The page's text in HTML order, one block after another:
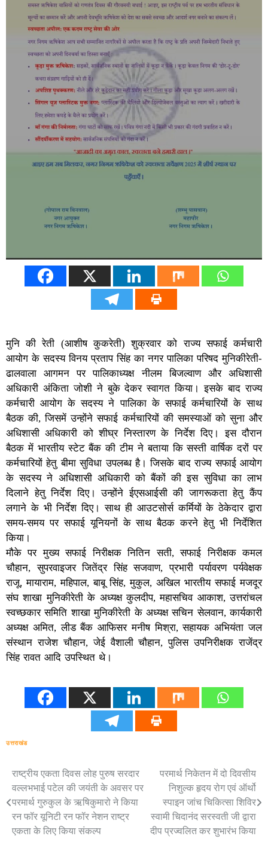
मुनि की रेती (आशीष कुकरेती) शुक्रवार को राज्य सफाई कर्मचारी
आयोग के सदस्य विनय प्रताप सिंह का नगर पालिका परिषद मुनिकीरेती-
ढालवाला आगमन पर पालिकाध्यक्ष नीलम बिजल्वाण और अधिशासी
अधिकारी अंकिता जोशी ने बुके देकर स्वागत किया। इसके बाद राज्य
कर्मचारी आयोग के सदस्य ने पालिका के सफाई कर्मचारियों के साथ
बैठक की, जिसमें उन्होंने सफाई कर्मचारियों की समस्याओं को सुना और
अधिशासी अधिकारी को शीघ्र निस्तारण के निर्देश दिए। इस दौरान
बैठक में भारतीय स्टेट बैंक की टीम ने बताया कि सस्ती वार्षिक दरों पर
कर्मचारियों हेतु बीमा सुविधा उपलब्ध है। जिसके बाद राज्य सफाई आयोग
के सदस्य ने अधिशासी अधिकारी को बैंकों की इस सुविधा का लाभ
दिलाने हेतु निर्देश दिए। उन्होंने ईएसआईसी की जागरूकता हेतु कैंप
लगाने के भी निर्देश दिए। साथ ही आउटसोर्स कर्मियों के ठेकेदार द्वारा
समय-समय पर सफाई यूनियनों के साथ बैठक करने हेतु भी निर्देशित
किया।
मौके पर मुख्य सफाई निरीक्षक नितिन सती, सफाई निरीक्षक कमल
चौहान, सुपरवाइजर जितेंद्र सिंह सजवाण, प्रभारी पर्यावरण पर्यवेक्षक
राजू, मायाराम, महिपाल, बाबू सिंह, मुकुल, अखिल भारतीय सफाई मजदूर
संघ शाखा मुनिकीरेती के अध्यक्ष कुलदीप, महासचिव आकाश, उत्तरांचल
स्वच्छकार समिति शाखा मुनिकीरेती के अध्यक्ष सचिन सेलवान, कार्यकारी
अध्यक्ष अमित, लीड बैंक आफिसर मनीष मिश्रा, सहायक अभियंता जल
संस्थान राजेश चौहान, जेई वैशाली चौहान, पुलिस उपनिरीक्षक राजेंद्र
सिंह रावत आदि उपस्थित थे।
उत्तराखंड
Post
navigation
राष्ट्रीय एकता दिवस लोह पुरुष सरदार
वल्लभभाई पटेल की जयंती के अवसर पर
परमार्थ गुरुकुल के ऋषिकुमारो ने किया
रन फॉर यूनिटी रन फॉर नेशन राष्ट्र
एकता के लिए किया संकल्प
परमार्थ निकेतन में दो दिवसीय
निशुल्क हृदय रोग एवं ऑर्थो
स्पाइन जांच चिकित्सा शिविर
स्वामी चिदानंद सरस्वती जी द्वारा
दीप प्रज्वलित कर शुभारंभ किया